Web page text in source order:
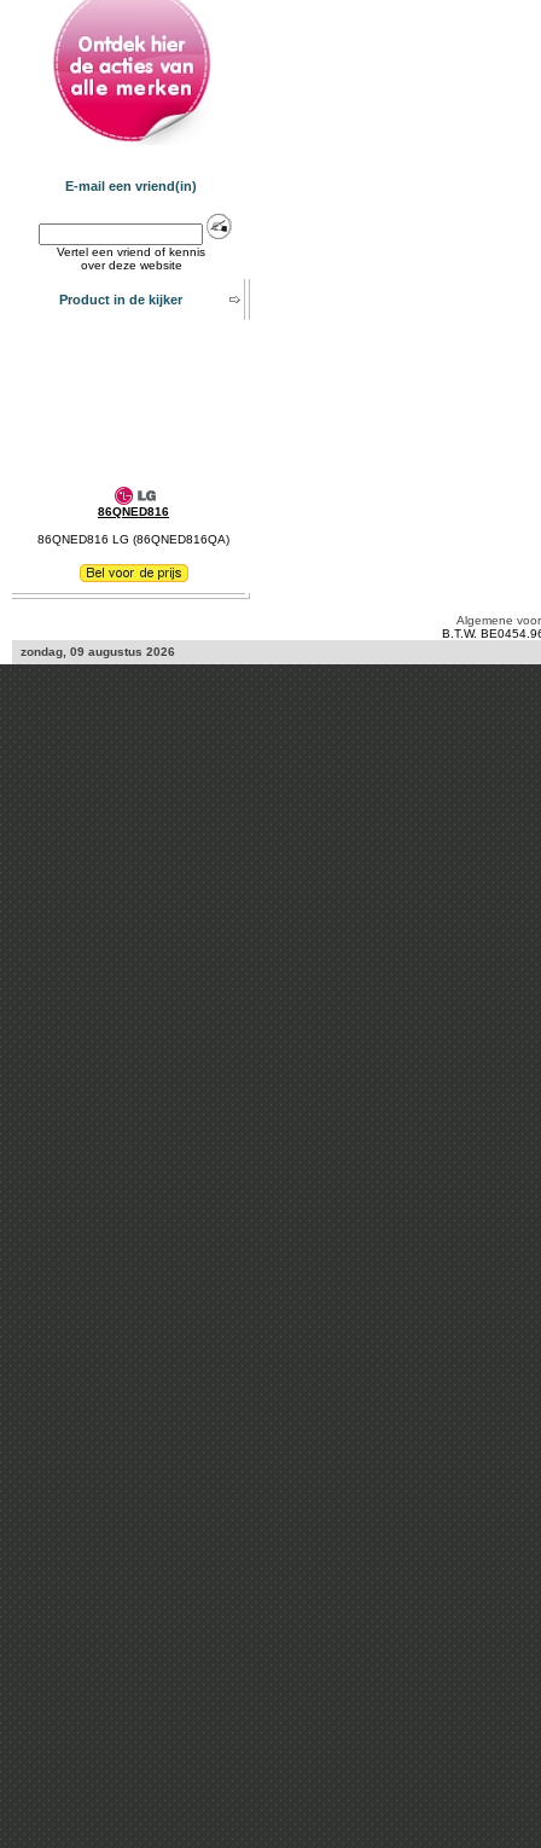
E-mail een vriend(in)
Vertel een vriend of kennis
over deze website
Product in de kijker
86QNED816
86QNED816 LG (86QNED816QA)
Algemene
B.T.W.
zondag, 09 augustus 2026